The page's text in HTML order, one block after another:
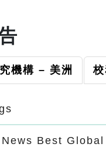
機構 – 美洲
Best